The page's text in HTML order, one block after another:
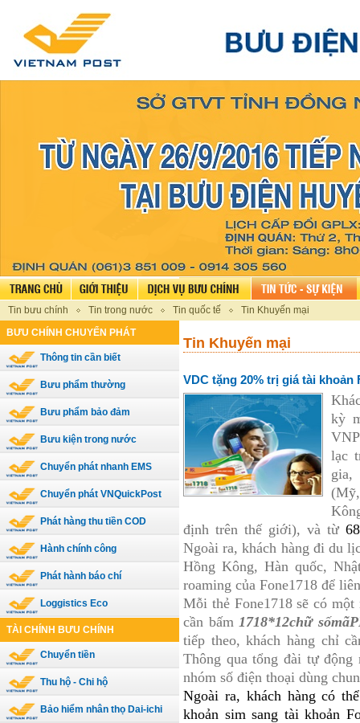
Tin bưu chính Tin trong nước Tin quốc tế
Tin Khuyến mại
BƯU CHÍNH CHUYỂN PHÁT
Thông tin cần biết
Bưu phẩm thường
Bưu phẩm bảo đảm
Bưu kiện trong nước
Chuyển phát nhanh EMS
Chuyển phát VNQuickPost
Phát hàng thu tiền COD
Hành chính công
Phát hành báo chí
Loggistics Eco
TÀI CHÍNH BƯU CHÍNH
Chuyển tiền
Thu hộ - Chi hộ
Bảo hiểm nhân thọ Dai-ichi
Tin Khuyến mại
VDC tặng 20% trị giá tài khoản
kỳ
lạc
gia,
định trên thế giới), và từ
Ngoài ra, khách hàng đi du
Hồng Kông, Hàn quốc,
roaming của Fone1718 để
Mỗi thẻ Fone1718 sẽ có
cần bấm 1718*12chữ
tiếp theo, khách hàng chỉ
Thông qua tổng đài tự động
nhóm số điện thoại dùng
Ngoài ra, khách hàng có
khoản sim sang tài khoản